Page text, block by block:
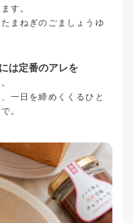
す。
まねぎのごましょうゆ
は定番のアレを
一日を締めくくるひと
。